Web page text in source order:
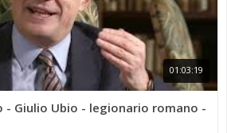
01:03:19
- Giulio Ubio - legionario romano -